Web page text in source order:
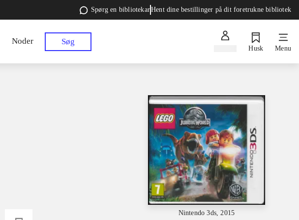
Spørg en bibliotekarHent dine bestillinger på dit foretrukne bibliotek
Noder Søg
Husk Menu
Nintendo 3ds, 2015